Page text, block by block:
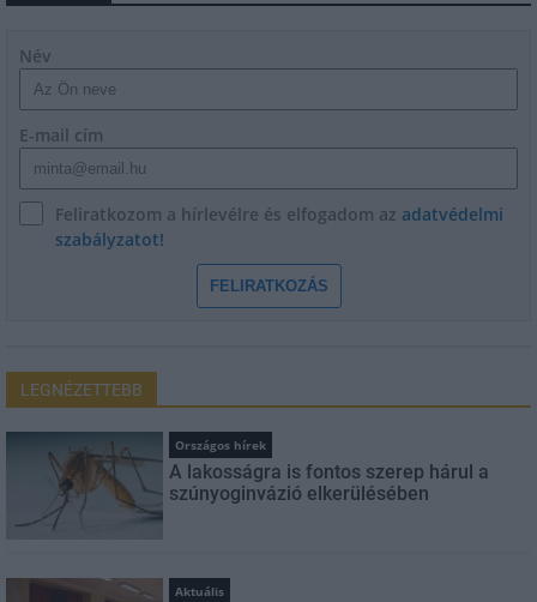
Név
E-mail cím
Feliratkozom a hírlevélre és elfogadom az adatvédelmi
szabályzatot!
FELIRATKOZÁS
LEGNÉZETTEBB
Országos hírek
A lakosságra is fontos szerep hárul a
szúnyoginvázió elkerülésében
Aktuális